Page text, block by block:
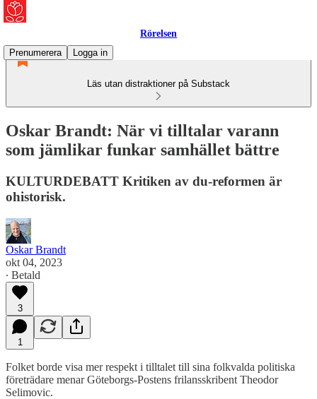
Rörelsen
Prenumerera
Logga in
Läs utan distraktioner på Substack
Oskar Brandt: När vi tilltalar varann
som jämlikar funkar samhället bättre
KULTURDEBATT Kritiken av du-reformen är
ohistorisk.
Oskar Brandt
okt 04, 2023
∙ Betald
3
1
Folket borde visa mer respekt i tilltalet till sina folkvalda politiska
företrädare menar Göteborgs-Postens frilansskribent Theodor
Selimovic.